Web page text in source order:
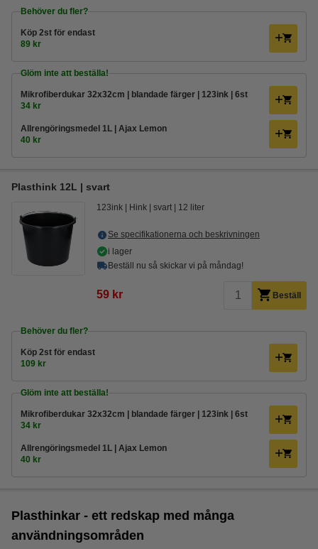
Behöver du fler?
Köp 2st för endast
89 kr
Glöm inte att beställa!
Mikrofiberdukar 32x32cm | blandade färger | 123ink | 6st
34 kr
Allrengöringsmedel 1L | Ajax Lemon
40 kr
Plasthink 12L | svart
123ink Hink svart 12 liter
Se specifikationerna och beskrivningen
i lager
Beställ nu så skickar vi på måndag!
59 kr Beställ
Behöver du fler?
Köp 2st för endast
109 kr
Glöm inte att beställa!
Mikrofiberdukar 32x32cm | blandade färger | 123ink | 6st
34 kr
Allrengöringsmedel 1L | Ajax Lemon
40 kr
Plasthinkar - ett redskap med många
användningsområden